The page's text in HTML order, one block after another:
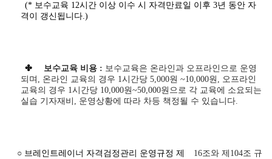
(* 보수교육 12시간 이상 이수 시 자격만료일 이후 3년 동안 자
격이 갱신됩니다.)
✤ 보수교육 비용 : 보수교육은 온라인과 오프라인으로 운영
되며, 온라인 교육의 경우 1시간당 5,000원 ~10,000원, 오프라인
교육의 경우 1시간당 10,000원~50,000원으로 각 교육에 소요되는
실습 기자재비, 운영상황에 따라 차등 책정될 수 있습니다.
○ 브레인트레이너 자격검정관리 운영규정 제 16조와 제 104조 규